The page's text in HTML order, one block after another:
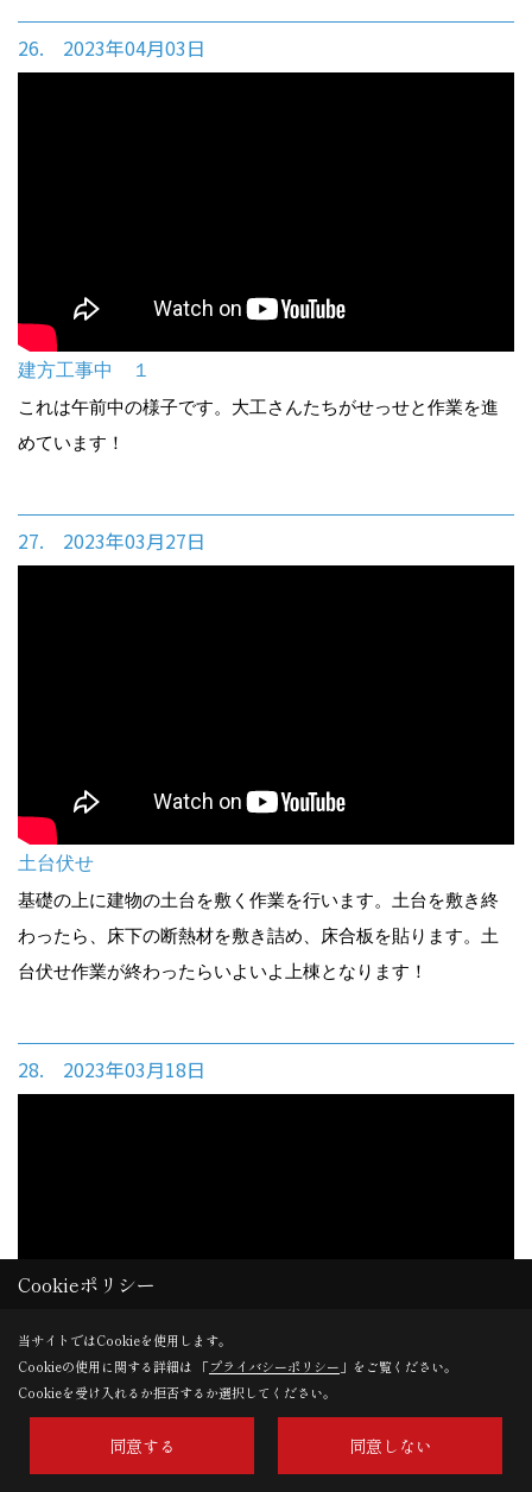
26. 2023年04月03日
建方工事中 １
これは午前中の様子です。大工さんたちがせっせと作業を進
めています！
27. 2023年03月27日
土台伏せ
基礎の上に建物の土台を敷く作業を行います。土台を敷き終
わったら、床下の断熱材を敷き詰め、床合板を貼ります。土
台伏せ作業が終わったらいよいよ上棟となります！
28. 2023年03月18日
先行給排水工事完了
Cookieポリシー
当サイトではCookieを使用します。
Cookieの使用に関する詳細は 「プライバシーポリシー 」をご覧ください。
Cookieを受け入れるか拒否するか選択してください。
同意する 同意しない